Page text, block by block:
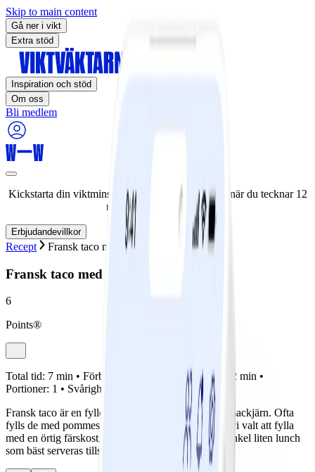
Skip to main content
Gå ner i vikt
Extra stöd
Inspiration och stöd
Om oss
Bli medlem
Kickstarta din viktminskningsresa nu! Spara 50% när du tecknar 12
månaders medlemskap.
Erbjudandevillkor
Recept Fransk taco med lax och färskost
Fransk taco med lax och färskost
6
Points®
Total tid: 7 min • Förberedelse: Tillagning:
2 min •
Portioner: 1 • Svårighetsgrad:
Fransk taco är en fylld vikt tortilla som grillas i ett mackjärn. Ofta
fylls de med pommes frites och kött, men dessa ha vi valt att fylla
med en örtig färskost, lax och spenat. En god och enkel liten lunch
som bäst serveras tillsammans med en sallad.